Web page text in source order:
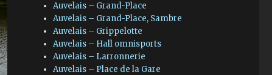
Auvelais – Grand-Place
Auvelais – Grand-Place, Sambre
Auvelais – Grippelotte
Auvelais – Hall omnisports
Auvelais – Larronnerie
Auvelais – Place de la Gare